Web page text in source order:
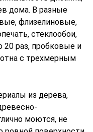
дома. В разные
флизелиновые,
стеклообои,
20 раз, пробковые и
с трехмерным
из дерева,
моются, не